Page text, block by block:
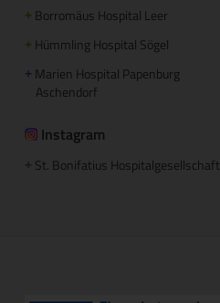
+ Borromäus Hospital Leer
+ Hümmling Hospital Sögel
+ Marien Hospital Papenburg
Aschendorf
Instagram
St. Bonifatius Hospitalgesellschaft